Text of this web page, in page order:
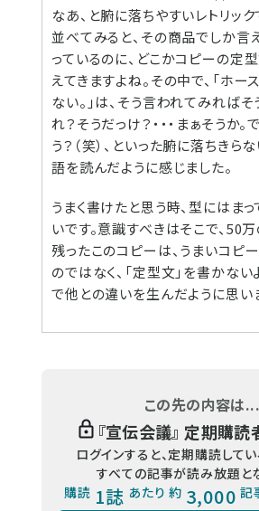
なあ、と腑に落ちやすいレトリック
並べてみると、その商品でしか言
っているのに、どこかコピーの定
えてきますよね。その中で、「ホー
ない。」は、そう言われてみればそ
れ？そうだっけ？・・・まぁそうか。
う？（笑）、といった腑に落ちきら
語を読んだように感じました。
うまく書けたと思う時、型にはま
いです。意識すべきはそこで、50
残ったこのコピーは、うまいコピ
のではなく、「定型文」を書かない
で他との違いを生んだように思
この先の内容は...
『宣伝会議』 定期購読
ログインすると、定期購読して
すべての記事が読み放題と
購読 1誌 あたり 約 3,000 記